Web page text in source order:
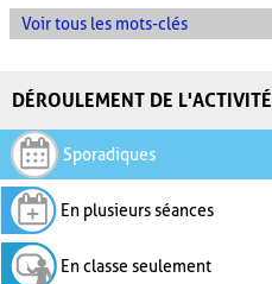
Voir tous les mots-clés
DÉROULEMENT DE L'ACTIVITÉ
Sporadiques
En plusieurs séances
En classe seulement